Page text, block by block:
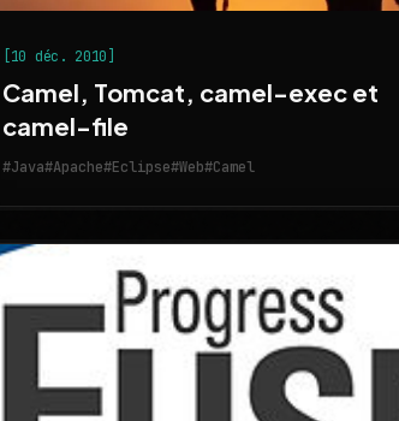
[10 déc. 2010]
Camel, Tomcat, camel-exec et
camel-file
#Java#Apache#Eclipse#Web#Camel